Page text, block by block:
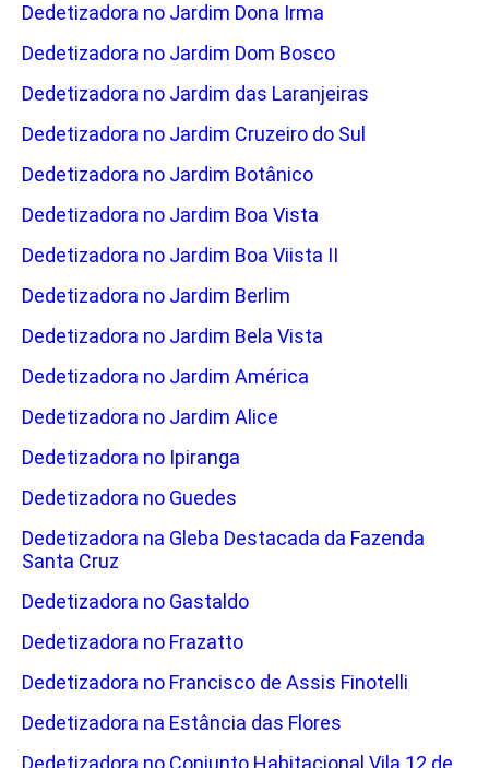
Dedetizadora no Jardim Dona Irma
Dedetizadora no Jardim Dom Bosco
Dedetizadora no Jardim das Laranjeiras
Dedetizadora no Jardim Cruzeiro do Sul
Dedetizadora no Jardim Botânico
Dedetizadora no Jardim Boa Vista
Dedetizadora no Jardim Boa Viista II
Dedetizadora no Jardim Berlim
Dedetizadora no Jardim Bela Vista
Dedetizadora no Jardim América
Dedetizadora no Jardim Alice
Dedetizadora no Ipiranga
Dedetizadora no Guedes
Dedetizadora na Gleba Destacada da Fazenda
Santa Cruz
Dedetizadora no Gastaldo
Dedetizadora no Frazatto
Dedetizadora no Francisco de Assis Finotelli
Dedetizadora na Estância das Flores
Dedetizadora no Conjunto Habitacional Vila 12 de